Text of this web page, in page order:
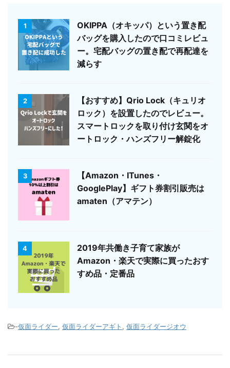
1
OKIPPA（オキッパ）という置き配
バッグを購入したので口コミレビュ
ー。宅配バッグの置き配で再配達を
減らす
2
【おすすめ】Qrio Lock（キュリオ
ロック）を設置したのでレビュー。
スマートロックを取り付け玄関をオ
ートロック・ハンズフリー解錠化
3
【Amazon・ITunes・
GooglePlay】ギフト券割引販売は
amaten（アマテン）
4
2019年共働き子育て家族が
Amazon・楽天で実際に買ったおす
すめ品・定番品
-仮面ライダー, 仮面ライダーアギト , 仮面ライダージオウ